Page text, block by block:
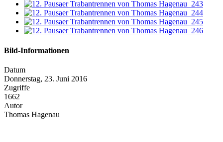
Bild-Informationen
Datum
Donnerstag, 23. Juni 2016
Zugriffe
1662
Autor
Thomas Hagenau